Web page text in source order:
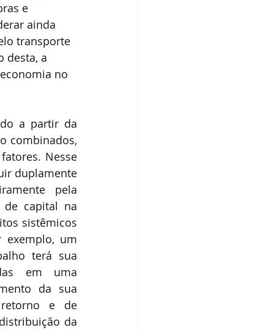
e
ainda
transporte
desta, a
no
a partir da
combinados,
Nesse
duplamente
pela
de capital na
sistêmicos
exemplo, um
terá sua
em uma
da sua
e de
da